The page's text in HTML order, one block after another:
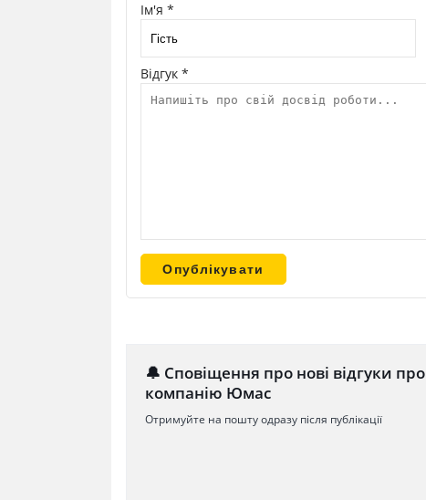
Ім'я *
Відгук *
🔔 Сповіщення про нові відгуки про
компанію Юмас
Отримуйте на пошту одразу після публікації